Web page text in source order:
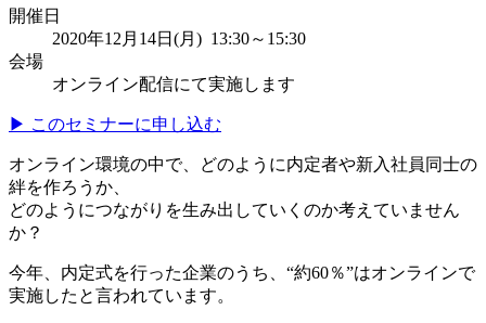
開催日
2020年12月14日(月) 13:30～15:30
会場
オンライン配信にて実施します
▶ このセミナーに申し込む
オンライン環境の中で、どのように内定者や新入社員同士の
絆を作ろうか、
どのようにつながりを生み出していくのか考えていません
か？
今年、内定式を行った企業のうち、“約60％”はオンラインで
実施したと言われています。